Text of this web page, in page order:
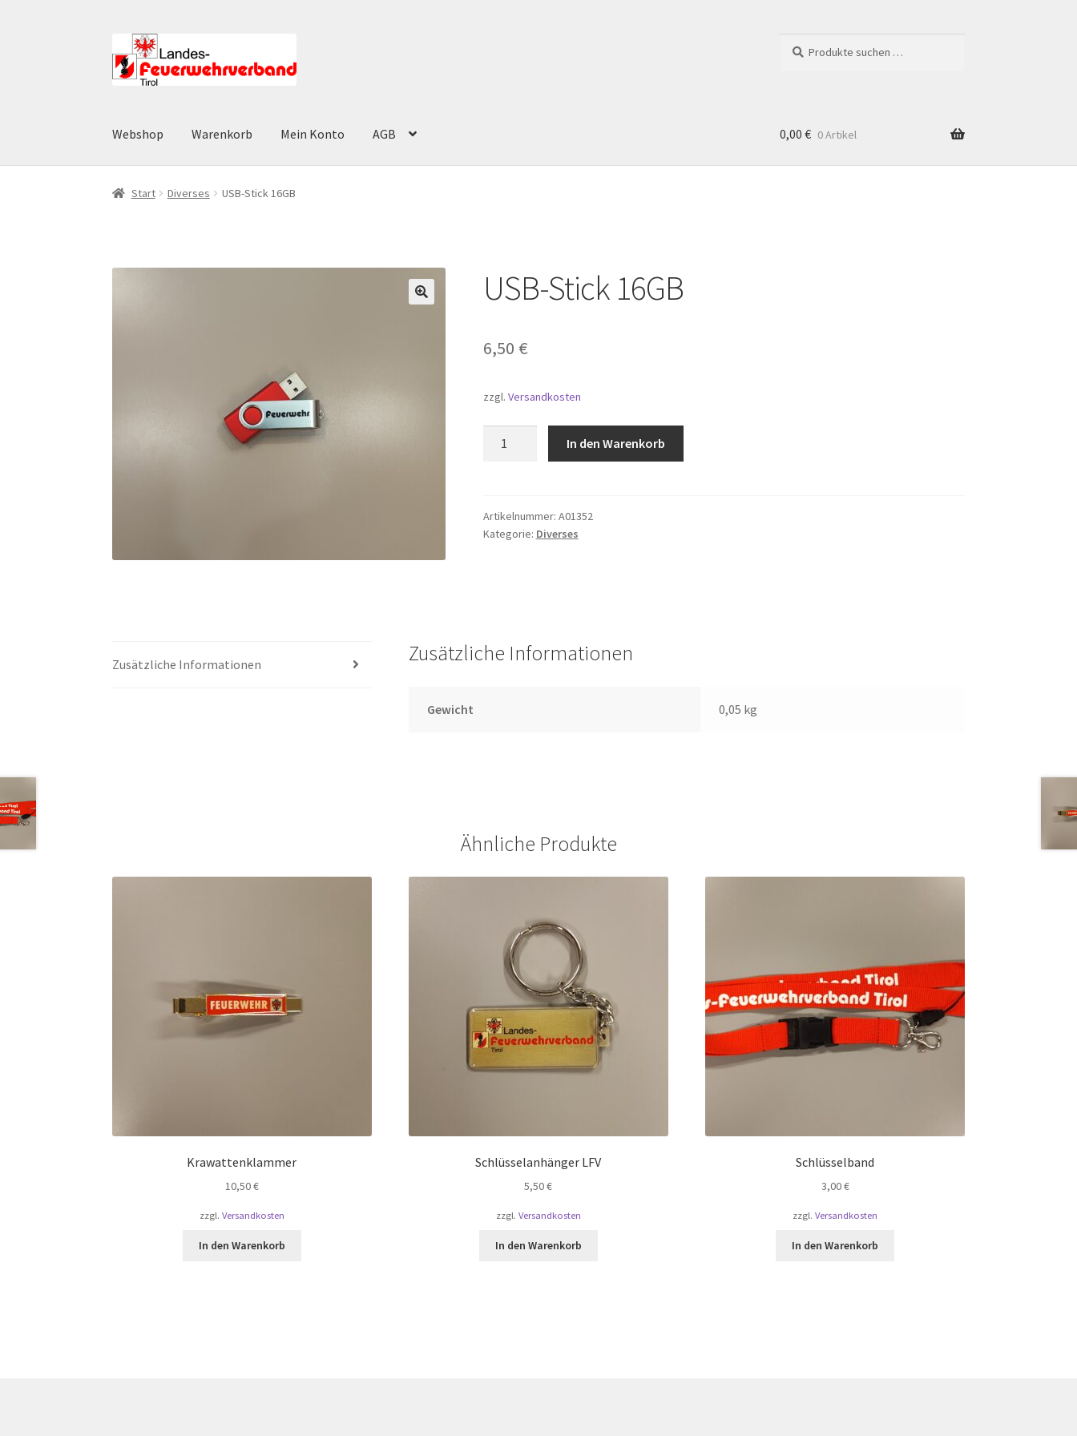
Navigation
springen
Zum
Inhalt
springen
nach:
Webshop Warenkorb Mein Konto AGB
Start AGB DatenschutzDatenschutzerklärung
0,00 € 0 Artikel
Start Diverses USB-Stick 16GB
USB-Stick 16GB
6,50 €
zzgl. Versandkosten
In den Warenkorb
Artikelnummer: A01352
Kategorie: Diverses
Zusätzliche Informationen Zusätzliche Informationen
Gewicht 0,05 kg
Ähnliche Produkte
Krawattenklammer
10,50€
zzgl. Versandkosten
In den Warenkorb
Schlüsselanhänger LFV
5,50€
zzgl. Versandkosten
In den Warenkorb
Schlüsselband
3,00€
zzgl.Versandkosten
In den Warenkorb